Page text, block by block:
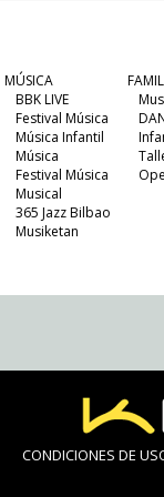
MÚSICA
BBK LIVE
Festival Música
Música Infantil
Música
Festival Música
Musical
365 Jazz Bilbao
Musiketan
CONDICIONES DE